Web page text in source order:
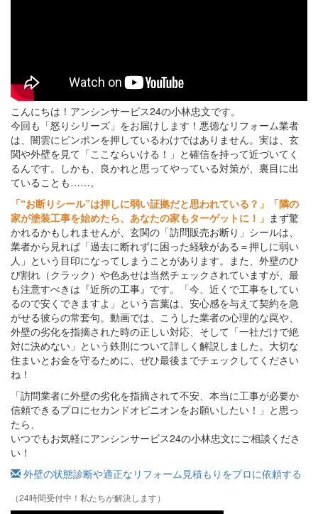
こんにちは！アンシンサービス24の小林忠文です。
今回も「怒りシリーズ」をお届けします！悪徳なリフォーム業者
は、闇雲にピンポンを押しているわけではありません。実は、玄
関や外壁を見て「ここならいける！」と確信を持って近づいてく
るんです。しかも、良かれと思ってやっている対策が、裏目に出
ていることも……。
「“お断りシール”は押しに弱い証拠だと思われている？」「隣の
家が塗装工事を始めたら、あなたの家もターゲットに！」 まず驚
かれるかもしれませんが、玄関の「訪問販売お断り」シールは、
業者から見れば「過去に断れずに困った経験がある＝押しに弱い
人」という目印になってしまうことがあります。また、外壁のひ
び割れ（クラック）や色あせは当然チェックされていますが、最
も注意すべきは『近所の工事』です。「今、近くで工事をしてい
るので安くできますよ」という言葉は、安心感を与えて契約を急
がせる彼らの常套句。動画では、こうした業者の心理的な罠や、
外壁の劣化を指摘された時の正しい対応、そして「一社だけで絶
対に決めない」という鉄則について詳しく解説しました。大切な
住まいとお金を守るために、ぜひ最後までチェックしてください
ね！
「訪問業者に外壁の劣化を指摘されて不安、本当に工事が必要か
信頼できるプロにセカンドオピニオンをお願いしたい！」と思っ
たら、
いつでもお気軽にアンシンサービス24の小林忠文にご相談くださ
い！
外壁の状態診断や適正なリフォーム見積もりをプロに依頼する
（24時間受付中！私たちが解決します）